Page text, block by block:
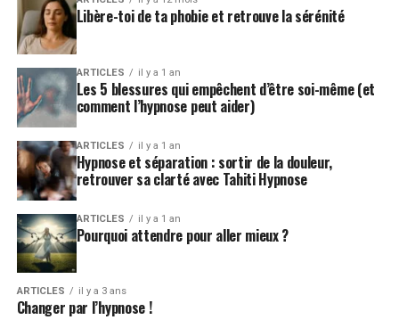
Libère-toi de ta phobie et retrouve la sérénité
ARTICLES il y a 1 an
Les 5 blessures qui empêchent d’être soi-même (et
comment l’hypnose peut aider)
ARTICLES il y a 1 an
Hypnose et séparation : sortir de la douleur,
retrouver sa clarté avec Tahiti Hypnose
ARTICLES il y a 1 an
Pourquoi attendre pour aller mieux ?
ARTICLES il y a 3 ans
Changer par l’hypnose !